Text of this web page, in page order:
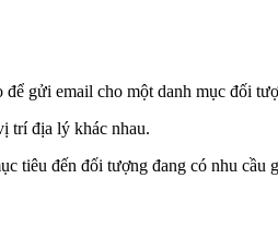
gửi email cho một danh mục đối
trí địa lý khác nhau.
tiêu đến đối tượng đang có nhu cầu